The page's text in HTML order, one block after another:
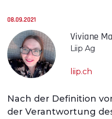
08.09.2021
Viviane
Liip Ag
liip.ch
Nach der Definition
der Verantwortung